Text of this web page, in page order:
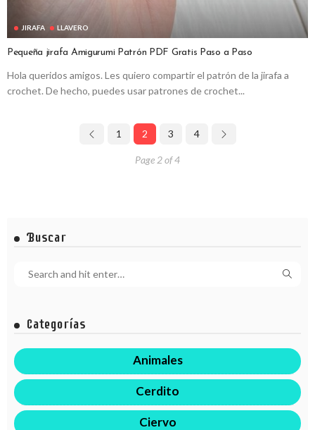
JIRAFA LLAVERO
Pequeña jirafa Amigurumi Patrón PDF Gratis Paso a Paso
Hola queridos amigos. Les quiero compartir el patrón de la jirafa a
crochet. De hecho, puedes usar patrones de crochet...
1 2 3 4
Page 2 of 4
Buscar
Categorías
Animales
Cerdito
Ciervo